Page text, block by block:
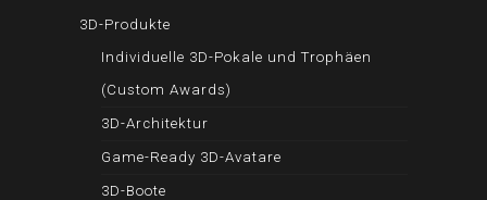
3D-Produkte
Individuelle 3D-Pokale und Trophäen
(Custom Awards)
3D-Architektur
Game-Ready 3D-Avatare
3D-Boote